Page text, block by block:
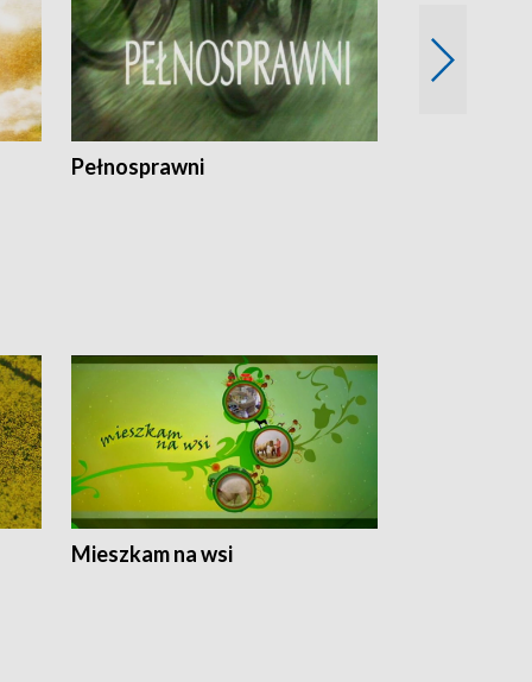
Pełnosprawni
Mieszkam na wsi